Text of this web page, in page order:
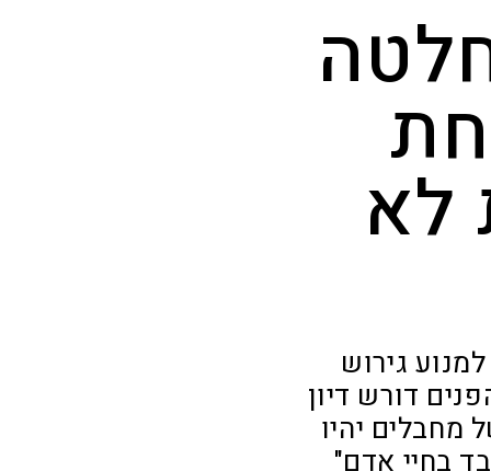
לא
גירוש
ארבעה חיילי צה"ל ב-2017, שר הפנים דורש דיון
יהיו
בחיי אדם"